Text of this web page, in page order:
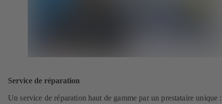
Service de réparation
Un service de réparation haut de gamme par un prestataire unique